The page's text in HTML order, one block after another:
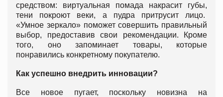
средством: виртуальная помада накрасит губы,
тени покроют веки, а пудра притрусит лицо.
«Умное зеркало» поможет совершить правильный
выбор, предоставив свои рекомендации. Кроме
того, оно запоминает товары, которые
понравились конкретному покупателю.
Как успешно внедрить инновации?
Все новое пугает, поскольку новизна на